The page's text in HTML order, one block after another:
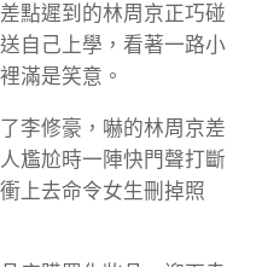
點遲到的林周京正巧碰
自己上學，看著一路小
滿是笑意。
李修豪，嚇的林周京差
尷尬時一陣快門聲打斷
上去命令女生刪掉照